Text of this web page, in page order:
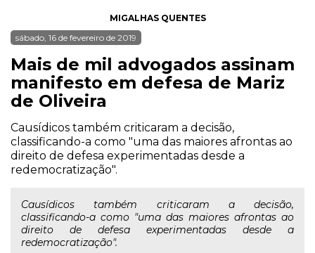
MIGALHAS QUENTES
sábado, 16 de fevereiro de 2019
Mais de mil advogados assinam
manifesto em defesa de Mariz
de Oliveira
Causídicos também criticaram a decisão,
classificando-a como "uma das maiores afrontas ao
direito de defesa experimentadas desde a
redemocratização".
Causídicos também criticaram a decisão,
classificando-a como "uma das maiores afrontas ao
direito de defesa experimentadas desde a
redemocratização".